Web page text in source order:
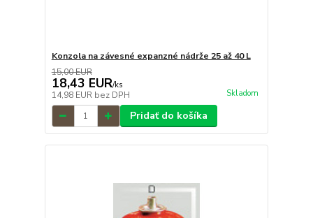
Konzola na závesné expanzné nádrže 25 až 40 L
15,00 EUR
18,43 EUR/ks
14,98 EUR bez DPH Skladom
Pridať do košíka